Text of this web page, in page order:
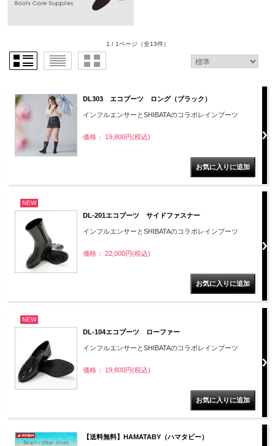
1 / 1ページ （全13件）
DL303 エコブーツ ロング（ブラック）
インフルエンサーとSHIBATAのコラボレインブーツ
価格： 19,800円(税込)
NEW
DL-201エコブーツ サイドファスナー
インフルエンサーとSHIBATAのコラボレインブーツ
価格： 22,000円(税込)
NEW
DL-104エコブーツ ローファー
インフルエンサーとSHIBATAのコラボレインブーツ
価格： 19,800円(税込)
【送料無料】HAMATABY（ハマタビー）